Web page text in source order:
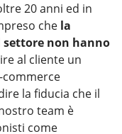
20 anni ed in
che la
settore non hanno
al cliente un
commerce
la fiducia che il
team è
come